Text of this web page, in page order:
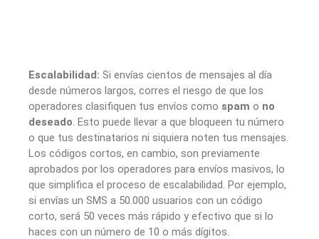
Escalabilidad: Si envías cientos de mensajes al día
desde números largos, corres el riesgo de que los
operadores clasifiquen tus envíos como spam o no
deseado. Esto puede llevar a que bloqueen tu número
o que tus destinatarios ni siquiera noten tus mensajes.
Los códigos cortos, en cambio, son previamente
aprobados por los operadores para envíos masivos, lo
que simplifica el proceso de escalabilidad. Por ejemplo,
si envías un SMS a 50.000 usuarios con un código
corto, será 50 veces más rápido y efectivo que si lo
haces con un número de 10 o más dígitos.